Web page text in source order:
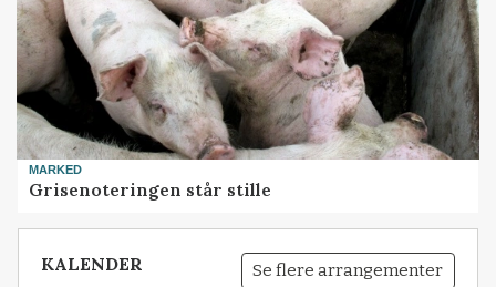
MARKED
Grisenoteringen står stille
KALENDER Se flere arrangementer